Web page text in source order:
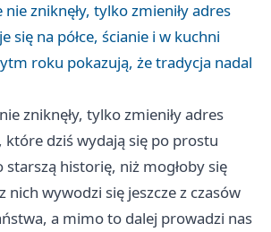
zniknęły, tylko zmieniły adres
się na półce, ścianie i w kuchni
roku pokazują, że tradycja nadal
zniknęły, tylko zmieniły adres
które dziś wydają się po prostu
starszą historię, niż mogłoby się
nich wywodzi się jeszcze z czasów
a mimo to dalej prowadzi nas